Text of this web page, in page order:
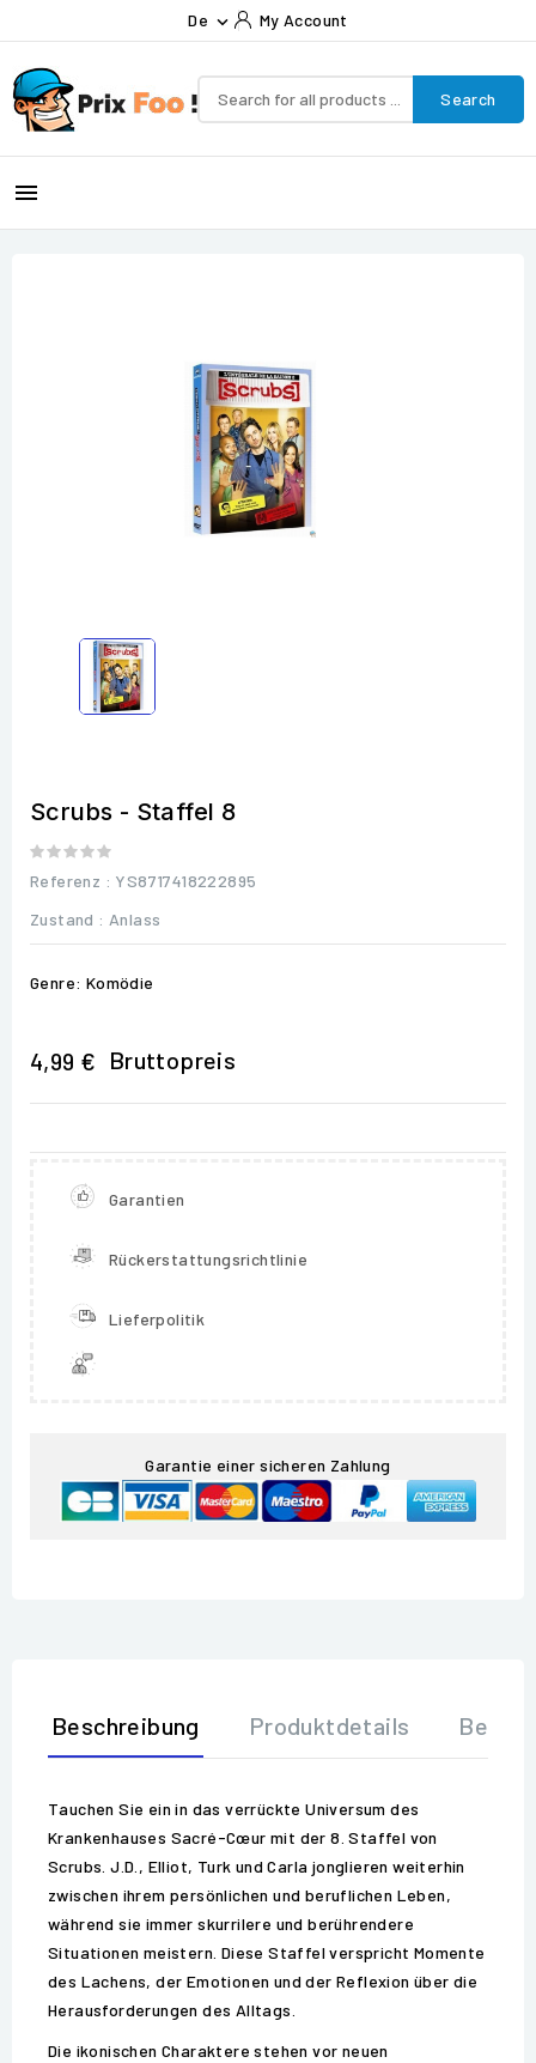
De  My Account
Search

Scrubs - Staffel 8
Referenz : YS8717418222895
Zustand : Anlass
Genre: Komödie
4,99 € Bruttopreis
Garantien
Rückerstattungsrichtlinie
Lieferpolitik
Garantie einer sicheren Zahlung
Beschreibung Produktdetails
Tauchen Sie ein in das verrückte Universum des
Krankenhauses Sacré-Cœur mit der 8. Staffel von
Scrubs. J.D., Elliot, Turk und Carla jonglieren weiterhin
zwischen ihrem persönlichen und beruflichen Leben,
während sie immer skurrilere und berührendere
Situationen meistern. Diese Staffel verspricht Momente
des Lachens, der Emotionen und der Reflexion über die
Herausforderungen des Alltags.
Die ikonischen Charaktere stehen vor neuen